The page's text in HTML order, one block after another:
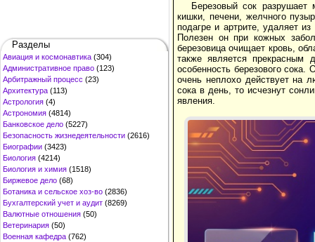
Разделы
Авиация и космонавтика (304)
Административное право (123)
Арбитражный процесс (23)
Архитектура (113)
Астрология (4)
Астрономия (4814)
Банковское дело (5227)
Безопасность жизнедеятельности (2616)
Биографии (3423)
Биология (4214)
Биология и химия (1518)
Биржевое дело (68)
Ботаника и сельское хоз-во (2836)
Бухгалтерский учет и аудит (8269)
Валютные отношения (50)
Ветеринария (50)
Военная кафедра (762)
Березовый сок
кишки, печени, желчного
подагре и артрите, удаляет
Полезен он при кожных
березовица очищает кровь,
также является
особенность березового
очень неплохо действует на
сока в день, то исчезнут
явления.